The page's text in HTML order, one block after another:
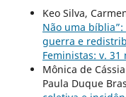
Keo Silva,
Não uma
guerra e
Feministas: v. 31
Mônica de
Paula Duque